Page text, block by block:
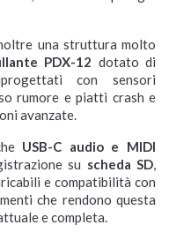
una struttura molto
PDX-12 dotato di
con sensori
rumore e piatti crash e
avanzate.
USB-C audio e MIDI
su scheda SD,
e compatibilità con
che rendono questa
e completa.